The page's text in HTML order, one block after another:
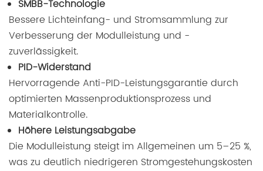
SMBB-Technologie
Bessere Lichteinfang- und Stromsammlung zur
Verbesserung der Modulleistung und -
zuverlässigkeit.
PID-Widerstand
Hervorragende Anti-PID-Leistungsgarantie durch
optimierten Massenproduktionsprozess und
Materialkontrolle.
Höhere Leistungsabgabe
Die Modulleistung steigt im Allgemeinen um 5–25 %,
was zu deutlich niedrigeren Stromgestehungskosten